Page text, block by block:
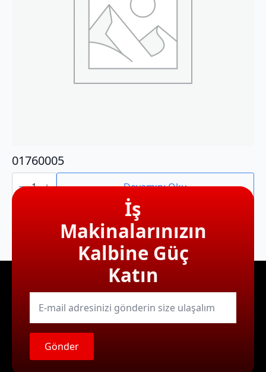
01760005
01760005
adet Devamını Oku
İş
Makinalarınızın
Kalbine Güç
Katın
E-
mail
Gönder